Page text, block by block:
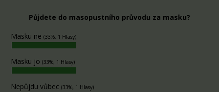
Půjdete do masopustního průvodu za masku?
Masku ne (33%, 1 Hlasy)
Masku jo (33%, 1 Hlasy)
Nepůjdu vůbec (33%, 1 Hlasy)